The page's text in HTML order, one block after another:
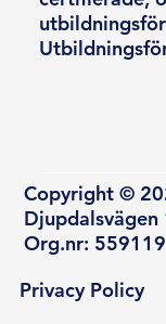
Copyright ©
Djupdalsvägen
Org.nr:
Privacy Policy